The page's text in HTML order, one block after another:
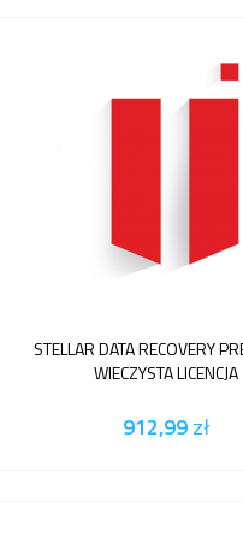
STELLAR DATA RECOVERY
WIECZYSTA LICENCJA
912,99zł